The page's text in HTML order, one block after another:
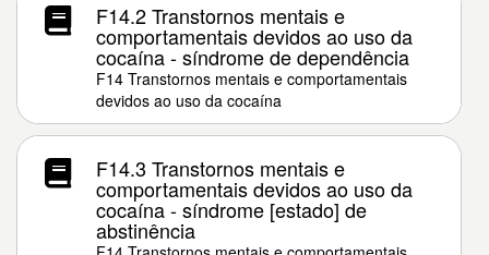
F14.2 Transtornos mentais e
comportamentais devidos ao uso da
cocaína - síndrome de dependência
F14 Transtornos mentais e comportamentais
devidos ao uso da cocaína
F14.3 Transtornos mentais e
comportamentais devidos ao uso da
cocaína - síndrome [estado] de
abstinência